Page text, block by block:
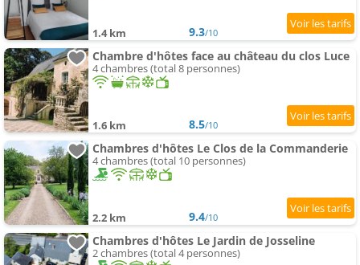
1.4 km 9.3/10
Chambre d'hôtes face au château du clos Luce
4 chambres (total 8 personnes)
1.6 km 8.5/10
Chambres d'hôtes Le Clos de la Commanderie
4 chambres (total 10 personnes)
2.2 km 9.4/10
Chambres d'hôtes Le Jardin de Josseline
2 chambres (total 4 personnes)